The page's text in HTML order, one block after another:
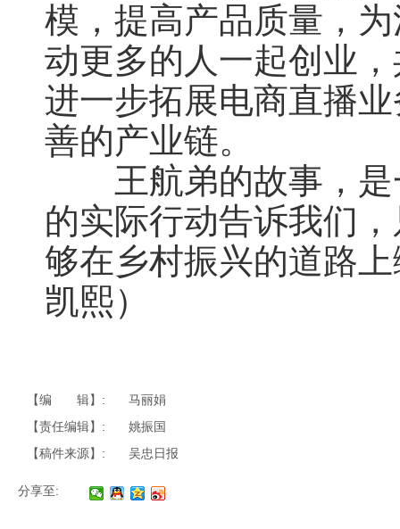
模，提高产品质量，
动更多的人一起创业
进一步拓展电商直播
善的产业链。
王航弟的故事，是
的实际行动告诉我们
够在乡村振兴的道路
凯熙）
【编 辑】:
马丽娟
【责任编辑】:
姚振国
【稿件来源】:
吴忠日报
分享至: